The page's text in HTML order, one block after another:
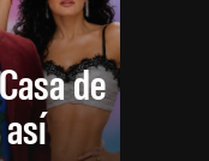
de